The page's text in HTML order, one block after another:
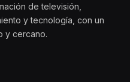
de televisión,
y tecnología, con un
y cercano.